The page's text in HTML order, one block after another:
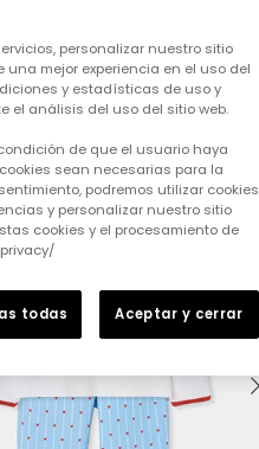
personalizar nuestro sitio
mejor experiencia en el uso del
y estadísticas de uso y
el análisis del uso del sitio web.
de que el usuario haya
sean necesarias para la
podremos utilizar cookies
y personalizar nuestro sitio
cookies y el procesamiento de
todas Aceptar y cerrar